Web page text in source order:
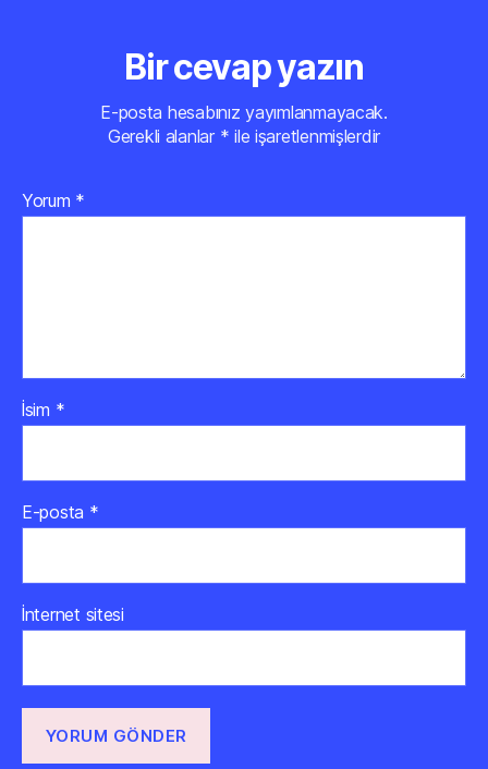
Bir cevap yazın
E-posta hesabınız yayımlanmayacak.
Gerekli alanlar * ile işaretlenmişlerdir
Yorum *
İsim *
E-posta *
İnternet sitesi